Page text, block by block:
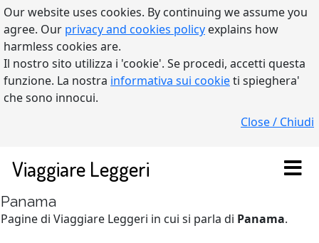
Our website uses cookies. By continuing we assume you
agree. Our privacy and cookies policy explains how
harmless cookies are.
Il nostro sito utilizza i 'cookie'. Se procedi, accetti questa
funzione. La nostra informativa sui cookieti spieghera'
che sono innocui.
Close / Chiudi
Viaggiare Leggeri
Panama
Pagine di Viaggiare Leggeri in cui si parla di Panama.